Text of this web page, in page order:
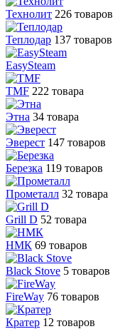
Технолит 226 товаров
Теплодар 137 товаров
EasySteam
TMF 222 товара
Этна 34 товара
Эверест 147 товаров
Березка 119 товаров
Прометалл 32 товара
Grill D 52 товара
НМК 69 товаров
Black Stove 5 товаров
FireWay 76 товаров
Кратер 12 товаров